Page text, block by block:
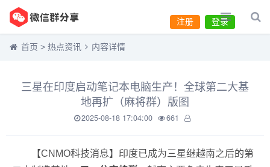
登录
注册
首页 > 热点资讯 内容详情
三星在印度启动笔记本电脑生产！全球第二大基
地再扩（麻将群）版图
2025-08-18 17:04:00 661
【CNMO科技消息】印度已成为三星继越南之后的第